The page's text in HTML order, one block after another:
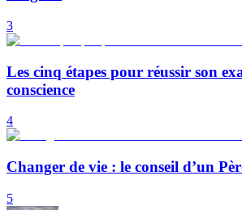
3
Les cinq étapes pour réussir son
conscience
4
Changer de vie : le conseil d’un
5